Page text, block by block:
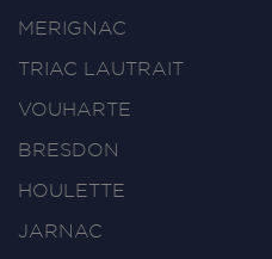
MERIGNAC
TRIAC LAUTRAIT
VOUHARTE
BRESDON
HOULETTE
JARNAC